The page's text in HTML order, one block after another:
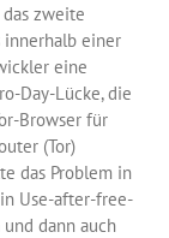
zweite
innerhalb einer
eine
Day-Lücke, die
Browser für
(Tor)
das Problem in
Use-after-free-
dann auch